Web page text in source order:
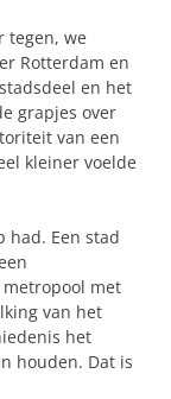
tegen, we
Rotterdam en
en het
grapjes over
van een
kleiner voelde
had. Een stad
met
van het
het
houden. Dat is